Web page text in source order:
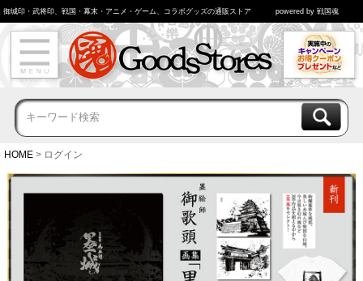
御城印・武将印、戦国・幕末・アニメ・ゲーム、コラボグッズの通販ストア powered by 戦国魂
HOME ログイン